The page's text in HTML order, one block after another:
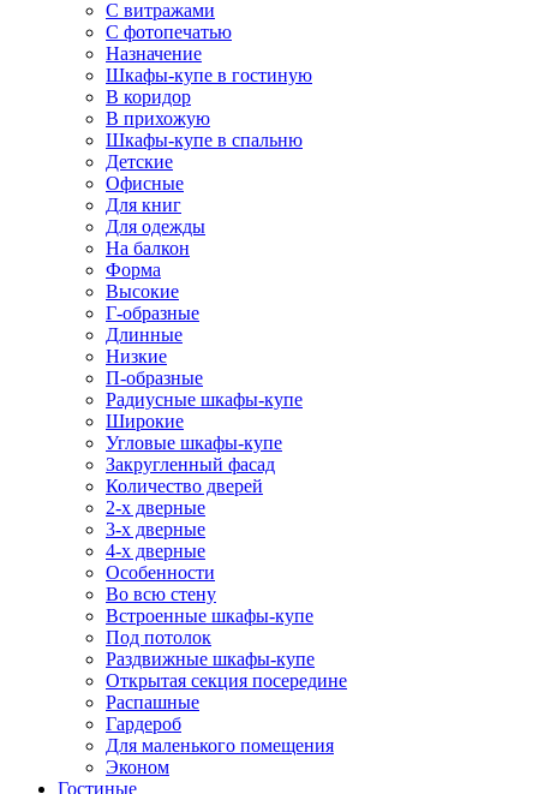
С витражами
С фотопечатью
Назначение
Шкафы-купе в гостиную
В коридор
В прихожую
Шкафы-купе в спальню
Детские
Офисные
Для книг
Для одежды
На балкон
Форма
Высокие
Г-образные
Длинные
Низкие
П-образные
Радиусные шкафы-купе
Широкие
Угловые шкафы-купе
Закругленный фасад
Количество дверей
2-х дверные
3-х дверные
4-х дверные
Особенности
Во всю стену
Встроенные шкафы-купе
Под потолок
Раздвижные шкафы-купе
Открытая секция посередине
Распашные
Гардероб
Для маленького помещения
Эконом
Гостиные